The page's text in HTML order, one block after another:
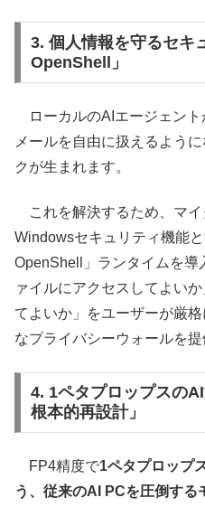
3. 個人情報を守るセキ
OpenShell」
ローカルのAIエージェント
メールを自由に扱えるよう
クが生まれます。
これを解決するため、マイ
Windowsセキュリティ機能
OpenShell」ランタイムを導
ァイルにアクセスしてよい
てよいか」をユーザーが厳
なプライバシーウォールを提
4. 1ペタプロップスの
根本的再設計」
FP4精度で1ペタプロップ
う、従来のAI PCを圧倒する